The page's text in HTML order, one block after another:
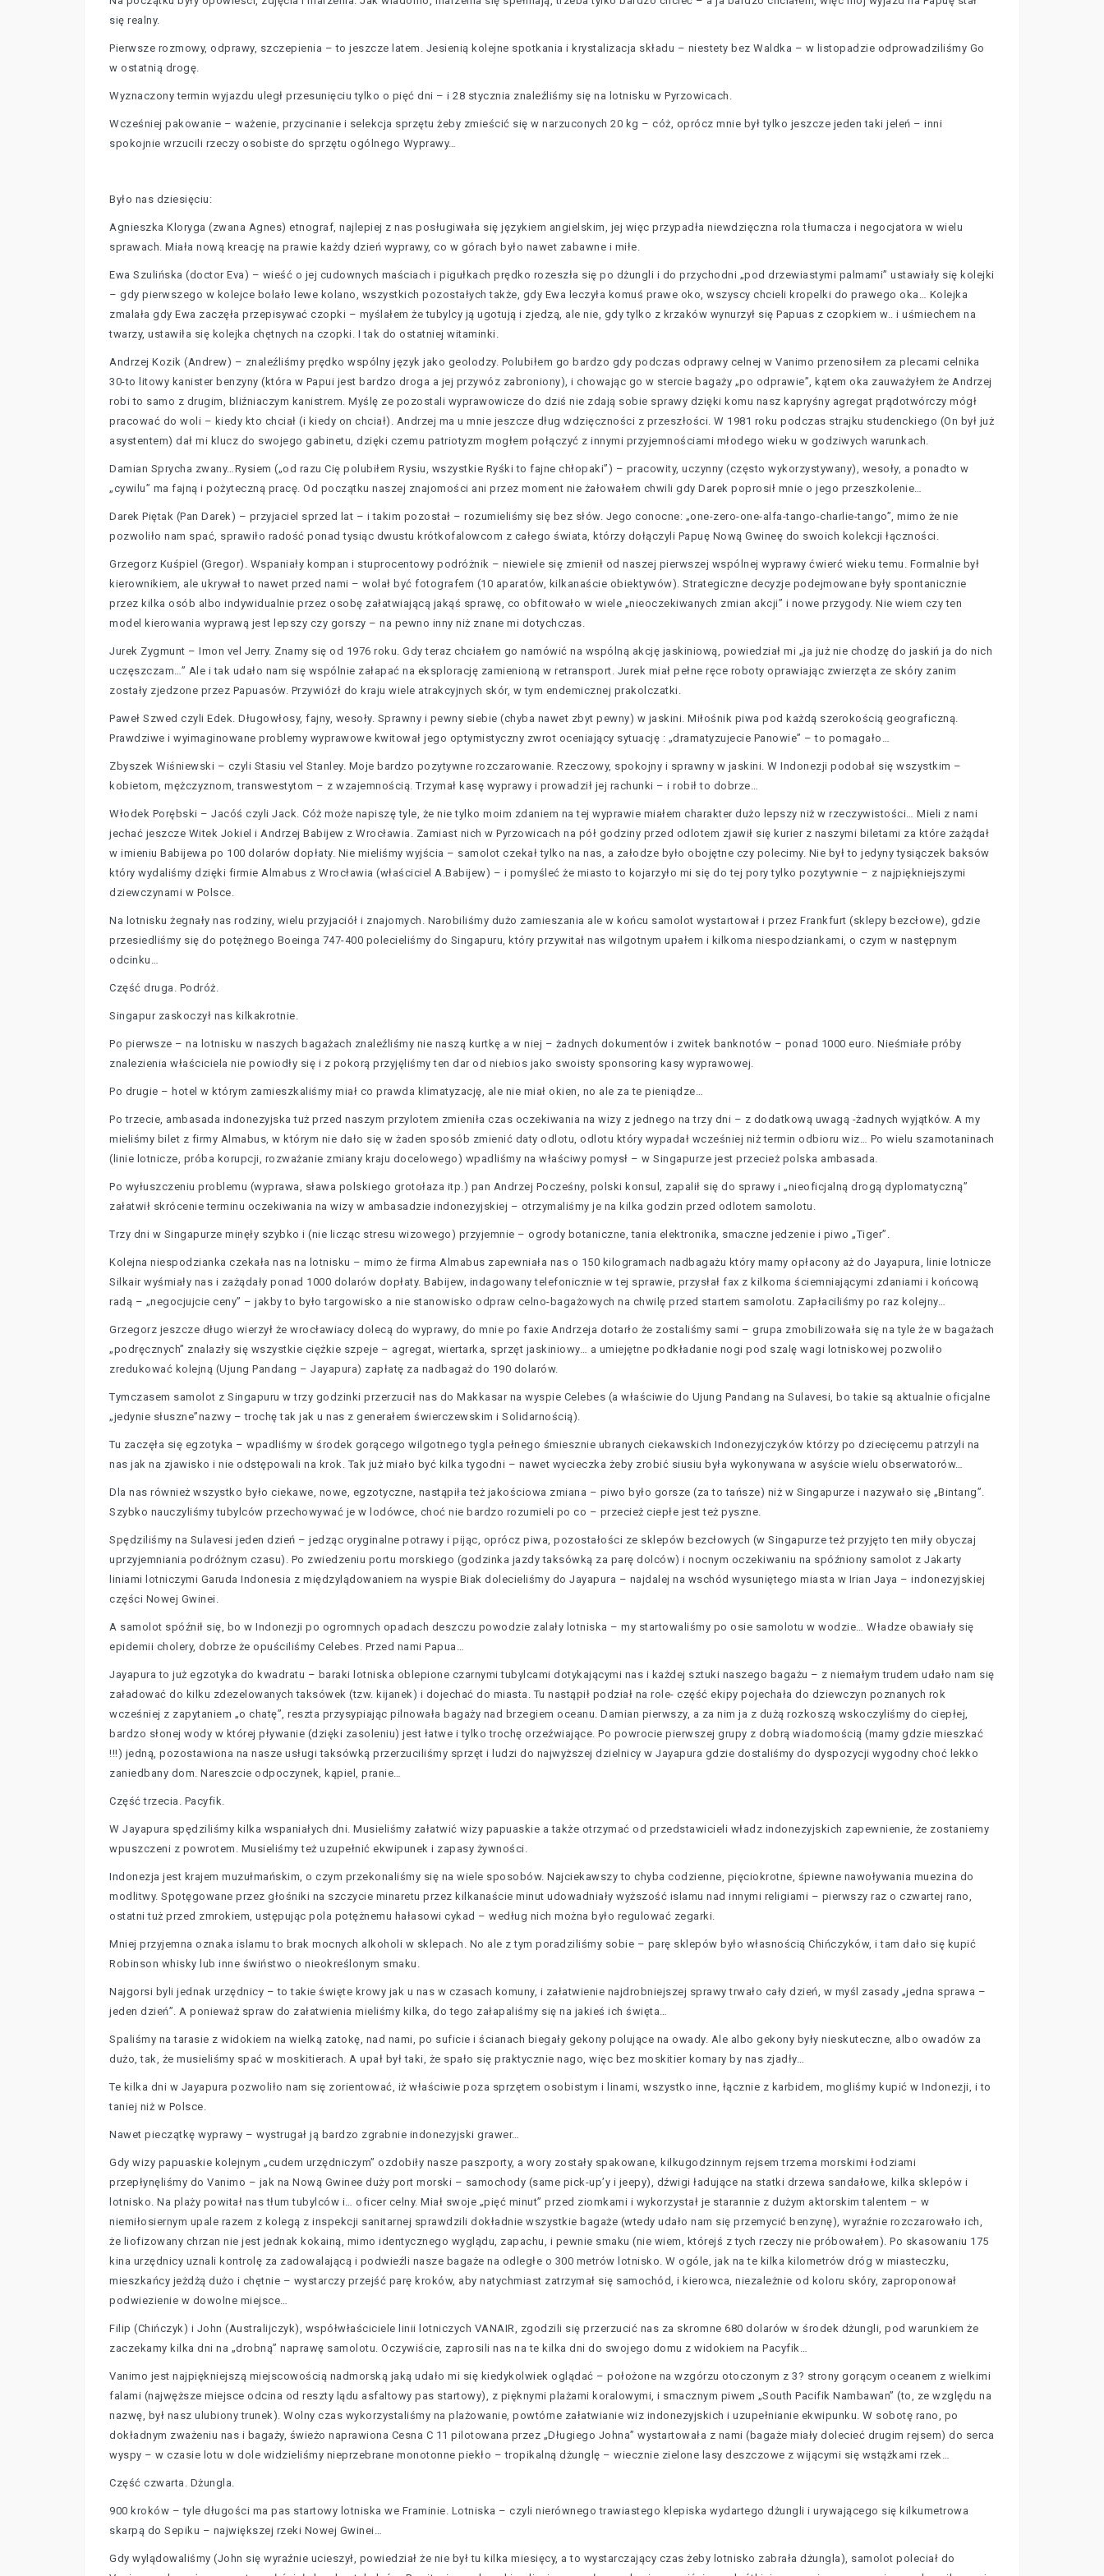
się realny.
Pierwsze rozmowy, odprawy, szczepienia – to jeszcze latem. Jesienią kolejne spotkania i krystalizacja składu – niestety bez Waldka – w listopadzie odprowadziliśmy Go
w ostatnią drogę.
Wyznaczony termin wyjazdu uległ przesunięciu tylko o pięć dni – i 28 stycznia znaleźliśmy się na lotnisku w Pyrzowicach.
Wcześniej pakowanie – ważenie, przycinanie i selekcja sprzętu żeby zmieścić się w narzuconych 20 kg – cóż, oprócz mnie był tylko jeszcze jeden taki jeleń – inni
spokojnie wrzucili rzeczy osobiste do sprzętu ogólnego Wyprawy…
Było nas dziesięciu:
Agnieszka Kloryga (zwana Agnes) etnograf, najlepiej z nas posługiwała się językiem angielskim, jej więc przypadła niewdzięczna rola tłumacza i negocjatora w wielu
sprawach. Miała nową kreację na prawie każdy dzień wyprawy, co w górach było nawet zabawne i miłe.
Ewa Szulińska (doctor Eva) – wieść o jej cudownych maściach i pigułkach prędko rozeszła się po dżungli i do przychodni „pod drzewiastymi palmami” ustawiały się kolejki
– gdy pierwszego w kolejce bolało lewe kolano, wszystkich pozostałych także, gdy Ewa leczyła komuś prawe oko, wszyscy chcieli kropelki do prawego oka… Kolejka
zmalała gdy Ewa zaczęła przepisywać czopki – myślałem że tubylcy ją ugotują i zjedzą, ale nie, gdy tylko z krzaków wynurzył się Papuas z czopkiem w.. i uśmiechem na
twarzy, ustawiła się kolejka chętnych na czopki. I tak do ostatniej witaminki.
Andrzej Kozik (Andrew) – znaleźliśmy prędko wspólny język jako geolodzy. Polubiłem go bardzo gdy podczas odprawy celnej w Vanimo przenosiłem za plecami celnika
30-to litowy kanister benzyny (która w Papui jest bardzo droga a jej przywóz zabroniony), i chowając go w stercie bagaży „po odprawie”, kątem oka zauważyłem że Andrzej
robi to samo z drugim, bliźniaczym kanistrem. Myślę ze pozostali wyprawowicze do dziś nie zdają sobie sprawy dzięki komu nasz kapryśny agregat prądotwórczy mógł
pracować do woli – kiedy kto chciał (i kiedy on chciał). Andrzej ma u mnie jeszcze dług wdzięczności z przeszłości. W 1981 roku podczas strajku studenckiego (On był już
asystentem) dał mi klucz do swojego gabinetu, dzięki czemu patriotyzm mogłem połączyć z innymi przyjemnościami młodego wieku w godziwych warunkach.
Damian Sprycha zwany…Rysiem („od razu Cię polubiłem Rysiu, wszystkie Ryśki to fajne chłopaki”) – pracowity, uczynny (często wykorzystywany), wesoły, a ponadto w
„cywilu” ma fajną i pożyteczną pracę. Od początku naszej znajomości ani przez moment nie żałowałem chwili gdy Darek poprosił mnie o jego przeszkolenie…
Darek Piętak (Pan Darek) – przyjaciel sprzed lat – i takim pozostał – rozumieliśmy się bez słów. Jego conocne: „one-zero-one-alfa-tango-charlie-tango”, mimo że nie
pozwoliło nam spać, sprawiło radość ponad tysiąc dwustu krótkofalowcom z całego świata, którzy dołączyli Papuę Nową Gwineę do swoich kolekcji łączności.
Grzegorz Kuśpiel (Gregor). Wspaniały kompan i stuprocentowy podróżnik – niewiele się zmienił od naszej pierwszej wspólnej wyprawy ćwierć wieku temu. Formalnie był
kierownikiem, ale ukrywał to nawet przed nami – wolał być fotografem (10 aparatów, kilkanaście obiektywów). Strategiczne decyzje podejmowane były spontanicznie
przez kilka osób albo indywidualnie przez osobę załatwiającą jakąś sprawę, co obfitowało w wiele „nieoczekiwanych zmian akcji” i nowe przygody. Nie wiem czy ten
model kierowania wyprawą jest lepszy czy gorszy – na pewno inny niż znane mi dotychczas.
Jurek Zygmunt – Imon vel Jerry. Znamy się od 1976 roku. Gdy teraz chciałem go namówić na wspólną akcję jaskiniową, powiedział mi „ja już nie chodzę do jaskiń ja do nich
uczęszczam…” Ale i tak udało nam się wspólnie załapać na eksplorację zamienioną w retransport. Jurek miał pełne ręce roboty oprawiając zwierzęta ze skóry zanim
zostały zjedzone przez Papuasów. Przywiózł do kraju wiele atrakcyjnych skór, w tym endemicznej prakolczatki.
Paweł Szwed czyli Edek. Długowłosy, fajny, wesoły. Sprawny i pewny siebie (chyba nawet zbyt pewny) w jaskini. Miłośnik piwa pod każdą szerokością geograficzną.
Prawdziwe i wyimaginowane problemy wyprawowe kwitował jego optymistyczny zwrot oceniający sytuację : „dramatyzujecie Panowie” – to pomagało…
Zbyszek Wiśniewski – czyli Stasiu vel Stanley. Moje bardzo pozytywne rozczarowanie. Rzeczowy, spokojny i sprawny w jaskini. W Indonezji podobał się wszystkim –
kobietom, mężczyznom, transwestytom – z wzajemnością. Trzymał kasę wyprawy i prowadził jej rachunki – i robił to dobrze…
Włodek Porębski – Jacóś czyli Jack. Cóż może napiszę tyle, że nie tylko moim zdaniem na tej wyprawie miałem charakter dużo lepszy niż w rzeczywistości… Mieli z nami
jechać jeszcze Witek Jokiel i Andrzej Babijew z Wrocławia. Zamiast nich w Pyrzowicach na pół godziny przed odlotem zjawił się kurier z naszymi biletami za które zażądał
w imieniu Babijewa po 100 dolarów dopłaty. Nie mieliśmy wyjścia – samolot czekał tylko na nas, a załodze było obojętne czy polecimy. Nie był to jedyny tysiączek baksów
który wydaliśmy dzięki firmie Almabus z Wrocławia (właściciel A.Babijew) – i pomyśleć że miasto to kojarzyło mi się do tej pory tylko pozytywnie – z najpiękniejszymi
dziewczynami w Polsce.
Na lotnisku żegnały nas rodziny, wielu przyjaciół i znajomych. Narobiliśmy dużo zamieszania ale w końcu samolot wystartował i przez Frankfurt (sklepy bezcłowe), gdzie
przesiedliśmy się do potężnego Boeinga 747-400 polecieliśmy do Singapuru, który przywitał nas wilgotnym upałem i kilkoma niespodziankami, o czym w następnym
odcinku…
Część druga. Podróż.
Singapur zaskoczył nas kilkakrotnie.
Po pierwsze – na lotnisku w naszych bagażach znaleźliśmy nie naszą kurtkę a w niej – żadnych dokumentów i zwitek banknotów – ponad 1000 euro. Nieśmiałe próby
znalezienia właściciela nie powiodły się i z pokorą przyjęliśmy ten dar od niebios jako swoisty sponsoring kasy wyprawowej.
Po drugie – hotel w którym zamieszkaliśmy miał co prawda klimatyzację, ale nie miał okien, no ale za te pieniądze…
Po trzecie, ambasada indonezyjska tuż przed naszym przylotem zmieniła czas oczekiwania na wizy z jednego na trzy dni – z dodatkową uwagą -żadnych wyjątków. A my
mieliśmy bilet z firmy Almabus, w którym nie dało się w żaden sposób zmienić daty odlotu, odlotu który wypadał wcześniej niż termin odbioru wiz… Po wielu szamotaninach
(linie lotnicze, próba korupcji, rozważanie zmiany kraju docelowego) wpadliśmy na właściwy pomysł – w Singapurze jest przecież polska ambasada.
Po wyłuszczeniu problemu (wyprawa, sława polskiego grotołaza itp.) pan Andrzej Pocześny, polski konsul, zapalił się do sprawy i „nieoficjalną drogą dyplomatyczną”
załatwił skrócenie terminu oczekiwania na wizy w ambasadzie indonezyjskiej – otrzymaliśmy je na kilka godzin przed odlotem samolotu.
Trzy dni w Singapurze minęły szybko i (nie licząc stresu wizowego) przyjemnie – ogrody botaniczne, tania elektronika, smaczne jedzenie i piwo „Tiger”.
Kolejna niespodzianka czekała nas na lotnisku – mimo że firma Almabus zapewniała nas o 150 kilogramach nadbagażu który mamy opłacony aż do Jayapura, linie lotnicze
Silkair wyśmiały nas i zażądały ponad 1000 dolarów dopłaty. Babijew, indagowany telefonicznie w tej sprawie, przysłał fax z kilkoma ściemniającymi zdaniami i końcową
radą – „negocjujcie ceny” – jakby to było targowisko a nie stanowisko odpraw celno-bagażowych na chwilę przed startem samolotu. Zapłaciliśmy po raz kolejny…
Grzegorz jeszcze długo wierzył że wrocławiacy dolecą do wyprawy, do mnie po faxie Andrzeja dotarło że zostaliśmy sami – grupa zmobilizowała się na tyle że w bagażach
„podręcznych” znalazły się wszystkie ciężkie szpeje – agregat, wiertarka, sprzęt jaskiniowy… a umiejętne podkładanie nogi pod szalę wagi lotniskowej pozwoliło
zredukować kolejną (Ujung Pandang – Jayapura) zapłatę za nadbagaż do 190 dolarów.
Tymczasem samolot z Singapuru w trzy godzinki przerzucił nas do Makkasar na wyspie Celebes (a właściwie do Ujung Pandang na Sulavesi, bo takie są aktualnie oficjalne
„jedynie słuszne”nazwy – trochę tak jak u nas z generałem świerczewskim i Solidarnością).
Tu zaczęła się egzotyka – wpadliśmy w środek gorącego wilgotnego tygla pełnego śmiesznie ubranych ciekawskich Indonezyjczyków którzy po dziecięcemu patrzyli na
nas jak na zjawisko i nie odstępowali na krok. Tak już miało być kilka tygodni – nawet wycieczka żeby zrobić siusiu była wykonywana w asyście wielu obserwatorów…
Dla nas również wszystko było ciekawe, nowe, egzotyczne, nastąpiła też jakościowa zmiana – piwo było gorsze (za to tańsze) niż w Singapurze i nazywało się „Bintang”.
Szybko nauczyliśmy tubylców przechowywać je w lodówce, choć nie bardzo rozumieli po co – przecież ciepłe jest też pyszne.
Spędziliśmy na Sulavesi jeden dzień – jedząc oryginalne potrawy i pijąc, oprócz piwa, pozostałości ze sklepów bezcłowych (w Singapurze też przyjęto ten miły obyczaj
uprzyjemniania podróżnym czasu). Po zwiedzeniu portu morskiego (godzinka jazdy taksówką za parę dolców) i nocnym oczekiwaniu na spóźniony samolot z Jakarty
liniami lotniczymi Garuda Indonesia z międzylądowaniem na wyspie Biak dolecieliśmy do Jayapura – najdalej na wschód wysuniętego miasta w Irian Jaya – indonezyjskiej
części Nowej Gwinei.
A samolot spóźnił się, bo w Indonezji po ogromnych opadach deszczu powodzie zalały lotniska – my startowaliśmy po osie samolotu w wodzie… Władze obawiały się
epidemii cholery, dobrze że opuściliśmy Celebes. Przed nami Papua…
Jayapura to już egzotyka do kwadratu – baraki lotniska oblepione czarnymi tubylcami dotykającymi nas i każdej sztuki naszego bagażu – z niemałym trudem udało nam się
załadować do kilku zdezelowanych taksówek (tzw. kijanek) i dojechać do miasta. Tu nastąpił podział na role- część ekipy pojechała do dziewczyn poznanych rok
wcześniej z zapytaniem „o chatę”, reszta przysypiając pilnowała bagaży nad brzegiem oceanu. Damian pierwszy, a za nim ja z dużą rozkoszą wskoczyliśmy do ciepłej,
bardzo słonej wody w której pływanie (dzięki zasoleniu) jest łatwe i tylko trochę orzeźwiające. Po powrocie pierwszej grupy z dobrą wiadomością (mamy gdzie mieszkać
!!!) jedną, pozostawiona na nasze usługi taksówką przerzuciliśmy sprzęt i ludzi do najwyższej dzielnicy w Jayapura gdzie dostaliśmy do dyspozycji wygodny choć lekko
zaniedbany dom. Nareszcie odpoczynek, kąpiel, pranie…
Część trzecia. Pacyfik.
W Jayapura spędziliśmy kilka wspaniałych dni. Musieliśmy załatwić wizy papuaskie a także otrzymać od przedstawicieli władz indonezyjskich zapewnienie, że zostaniemy
wpuszczeni z powrotem. Musieliśmy też uzupełnić ekwipunek i zapasy żywności.
Indonezja jest krajem muzułmańskim, o czym przekonaliśmy się na wiele sposobów. Najciekawszy to chyba codzienne, pięciokrotne, śpiewne nawoływania muezina do
modlitwy. Spotęgowane przez głośniki na szczycie minaretu przez kilkanaście minut udowadniały wyższość islamu nad innymi religiami – pierwszy raz o czwartej rano,
ostatni tuż przed zmrokiem, ustępując pola potężnemu hałasowi cykad – według nich można było regulować zegarki.
Mniej przyjemna oznaka islamu to brak mocnych alkoholi w sklepach. No ale z tym poradziliśmy sobie – parę sklepów było własnością Chińczyków, i tam dało się kupić
Robinson whisky lub inne świństwo o nieokreślonym smaku.
Najgorsi byli jednak urzędnicy – to takie święte krowy jak u nas w czasach komuny, i załatwienie najdrobniejszej sprawy trwało cały dzień, w myśl zasady „jedna sprawa –
jeden dzień”. A ponieważ spraw do załatwienia mieliśmy kilka, do tego załapaliśmy się na jakieś ich święta…
Spaliśmy na tarasie z widokiem na wielką zatokę, nad nami, po suficie i ścianach biegały gekony polujące na owady. Ale albo gekony były nieskuteczne, albo owadów za
dużo, tak, że musieliśmy spać w moskitierach. A upał był taki, że spało się praktycznie nago, więc bez moskitier komary by nas zjadły…
Te kilka dni w Jayapura pozwoliło nam się zorientować, iż właściwie poza sprzętem osobistym i linami, wszystko inne, łącznie z karbidem, mogliśmy kupić w Indonezji, i to
taniej niż w Polsce.
Nawet pieczątkę wyprawy – wystrugał ją bardzo zgrabnie indonezyjski grawer…
Gdy wizy papuaskie kolejnym „cudem urzędniczym” ozdobiły nasze paszporty, a wory zostały spakowane, kilkugodzinnym rejsem trzema morskimi łodziami
przepłynęliśmy do Vanimo – jak na Nową Gwinee duży port morski – samochody (same pick-up’y i jeepy), dźwigi ładujące na statki drzewa sandałowe, kilka sklepów i
lotnisko. Na plaży powitał nas tłum tubylców i… oficer celny. Miał swoje „pięć minut” przed ziomkami i wykorzystał je starannie z dużym aktorskim talentem – w
niemiłosiernym upale razem z kolegą z inspekcji sanitarnej sprawdzili dokładnie wszystkie bagaże (wtedy udało nam się przemycić benzynę), wyraźnie rozczarowało ich,
że liofizowany chrzan nie jest jednak kokainą, mimo identycznego wyglądu, zapachu, i pewnie smaku (nie wiem, którejś z tych rzeczy nie próbowałem). Po skasowaniu 175
kina urzędnicy uznali kontrolę za zadowalającą i podwieźli nasze bagaże na odległe o 300 metrów lotnisko. W ogóle, jak na te kilka kilometrów dróg w miasteczku,
mieszkańcy jeżdżą dużo i chętnie – wystarczy przejść parę kroków, aby natychmiast zatrzymał się samochód, i kierowca, niezależnie od koloru skóry, zaproponował
podwiezienie w dowolne miejsce…
Filip (Chińczyk) i John (Australijczyk), współwłaściciele linii lotniczych VANAIR, zgodzili się przerzucić nas za skromne 680 dolarów w środek dżungli, pod warunkiem że
zaczekamy kilka dni na „drobną” naprawę samolotu. Oczywiście, zaprosili nas na te kilka dni do swojego domu z widokiem na Pacyfik…
Vanimo jest najpiękniejszą miejscowością nadmorską jaką udało mi się kiedykolwiek oglądać – położone na wzgórzu otoczonym z 3? strony gorącym oceanem z wielkimi
falami (najwęższe miejsce odcina od reszty lądu asfaltowy pas startowy), z pięknymi plażami koralowymi, i smacznym piwem „South Pacifik Nambawan” (to, ze względu na
nazwę, był nasz ulubiony trunek). Wolny czas wykorzystaliśmy na plażowanie, powtórne załatwianie wiz indonezyjskich i uzupełnianie ekwipunku. W sobotę rano, po
dokładnym zważeniu nas i bagaży, świeżo naprawiona Cesna C 11 pilotowana przez „Długiego Johna” wystartowała z nami (bagaże miały dolecieć drugim rejsem) do serca
wyspy – w czasie lotu w dole widzieliśmy nieprzebrane monotonne piekło – tropikalną dżunglę – wiecznie zielone lasy deszczowe z wijącymi się wstążkami rzek…
Część czwarta. Dżungla.
900 kroków – tyle długości ma pas startowy lotniska we Framinie. Lotniska – czyli nierównego trawiastego klepiska wydartego dżungli i urywającego się kilkumetrowa
skarpą do Sepiku – największej rzeki Nowej Gwinei…
Gdy wylądowaliśmy (John się wyraźnie ucieszył, powiedział że nie był tu kilka miesięcy, a to wystarczający czas żeby lotnisko zabrała dżungla), samolot poleciał do